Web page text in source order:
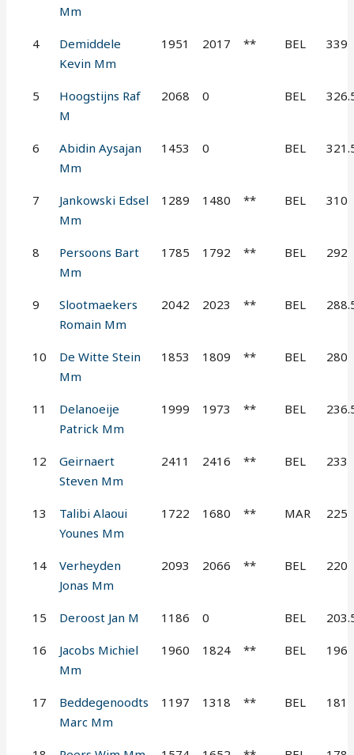
Mm
4
Demiddele
Kevin Mm
1951 2017 ** BEL 339
5
Hoogstijns Raf
M
2068 0 BEL
6
Abidin Aysajan
Mm
1453 0 BEL
7
Jankowski Edsel
Mm
1289 1480 ** BEL 310
8
Persoons Bart
Mm
1785 1792 ** BEL 292
9
Slootmaekers
Romain Mm
2042 2023 ** BEL
10
De Witte Stein
Mm
1853 1809 ** BEL 280
11
Delanoeije
Patrick Mm
1999 1973 ** BEL
12
Geirnaert
Steven Mm
2411 2416 ** BEL 233
13
Talibi Alaoui
Younes Mm
1722 1680 ** MAR 225
14
Verheyden
Jonas Mm
2093 2066 ** BEL 220
15 Deroost Jan M 1186 0 BEL
16
Jacobs Michiel
Mm
1960 1824 ** BEL 196
17
Beddegenoodts
Marc Mm
1197 1318 ** BEL 181